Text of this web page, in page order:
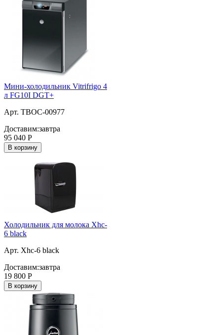
Мини-холодильник Vitrifrigo 4
л FG10I DGT+
Арт. ТВОС-00977
Доставим:завтра
95 040 Р
В корзину
Холодильник для молока Xhc-
6 black
Арт. Xhc-6 black
Доставим:завтра
19 800 Р
В корзину